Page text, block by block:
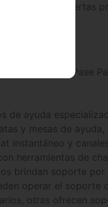
deseo las expertas
.
O Pase
de ayuda
y mesas de
instantáneo y
herramientas de
brindan soporte
operar el
otras ofrecen